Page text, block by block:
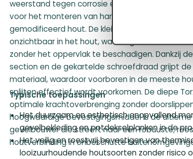
weerstand tegen corrosie en looizuren, wat de
voor het monteren van hardhouten delen zoals
gemodificeerd hout. De kleine cilinderkop trekt
onzichtbaar in het hout, wat zorgt voor een
zonder het oppervlak te beschadigen. Dankzij
section en de gekartelde schroefdraad grijpt
materiaal, waardoor voorboren in de meeste
splijten effectief wordt voorkomen. De diepe
optimale krachtoverbrenging zonder
hoogwaardige bevestigingsmiddel is de
gevelbouwer die streeft naar een robuuste,
houtverbinding in onbeschutte
Typische toepassingen
Het duurzaam en esthetisch onopvallend
gevelbekleding en potdekselplanken in de
Het veilig en roestvrij bevestigen van
looizuurhoudende houtsoorten zonder risico